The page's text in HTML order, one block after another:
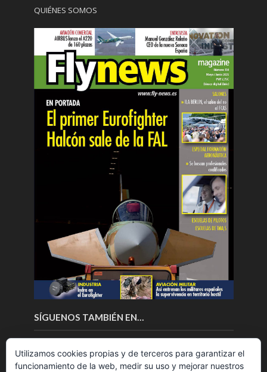
QUIÉNES SOMOS
SÍGUENOS TAMBIÉN EN…
Utilizamos cookies propias y de terceros para garantizar el
funcionamiento de la web, medir su uso y mejorar nuestros